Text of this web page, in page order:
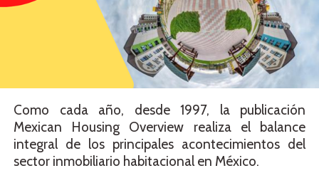
Como cada año, desde 1997, la publicación
Mexican Housing Overview realiza el balance
integral de los principales acontecimientos del
sector inmobiliario habitacional en México.